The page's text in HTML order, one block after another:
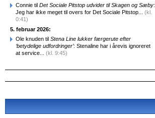
Connie til Det Sociale Pitstop udvider til Skagen og Sæby:
Jeg har ikke meget til overs for Det Sociale Pitstop... (kl.
0:41)
5. februar 2026:
Ole knuden til Stena Line lukker færgerute efter
‘betydelige udfordringer’: Stenaline har i årevis ignoreret
at service... (kl. 9:45)